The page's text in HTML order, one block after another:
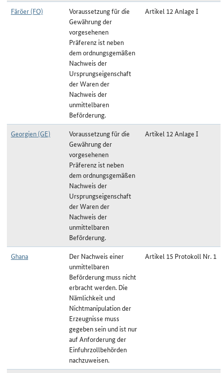
Färöer (FO)
Voraussetzung für die
Gewährung der
vorgesehenen
Präferenz ist neben
dem ordnungsgemäßen
Nachweis der
Ursprungseigenschaft
der Waren der
Nachweis der
unmittelbaren
Beförderung.
Artikel 12 Anlage I
Georgien (GE)
Voraussetzung für die
Gewährung der
vorgesehenen
Präferenz ist neben
dem ordnungsgemäßen
Nachweis der
Ursprungseigenschaft
der Waren der
Nachweis der
unmittelbaren
Beförderung.
Artikel 12 Anlage I
Ghana
Der Nachweis einer
unmittelbaren
Beförderung muss nicht
erbracht werden. Die
Nämlichkeit und
Nichtmanipulation der
Erzeugnisse muss
gegeben sein und ist nur
auf Anforderung der
Einfuhrzollbehörden
nachzuweisen.
Artikel 15 Protokoll Nr. 1